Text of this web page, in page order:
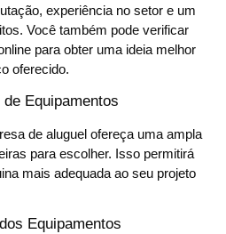
experiência no setor e um
Você também pode verificar
para obter uma ideia melhor
oferecido.
Equipamentos
de aluguel ofereça uma ampla
para escolher. Isso permitirá
mais adequada ao seu projeto
Equipamentos